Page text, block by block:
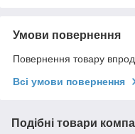
Умови повернення
Повернення товару
Всі умови повернення
Подібні товари